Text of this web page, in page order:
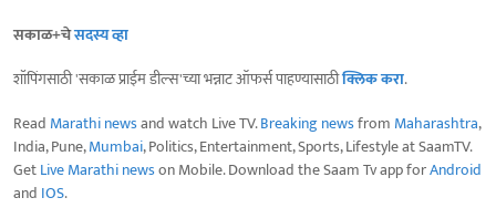
सकाळ+चेसदस्य व्हा
शॉपिंगसाठी 'सकाळ प्राईम डील्स'च्या भन्नाट ऑफर्स पाहण्यासाठीक्लिक करा.
Read Marathi newsand watch Live TV.Breaking newsfrom Maharashtra,
India, Pune,Mumbai, Politics, Entertainment, Sports, Lifestyle at SaamTV.
GetLive Marathi newson Mobile. Download the Saam Tv app forAndroid
and IOS.